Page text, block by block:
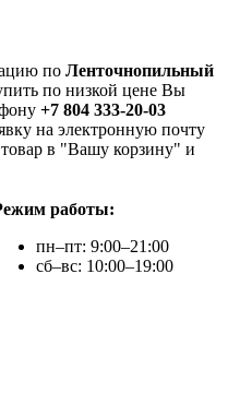
по Ленточнопильный
по низкой цене Вы
+7 804 333-20-03
на электронную почту
в "Вашу корзину" и
работы:
пн–пт: 9:00–21:00
сб–вс: 10:00–19:00